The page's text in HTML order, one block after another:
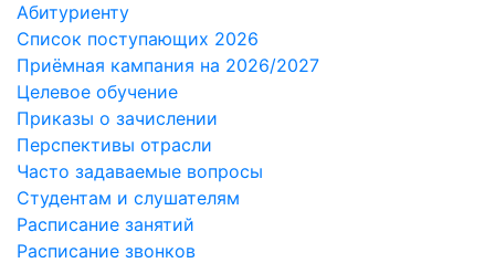
Абитуриенту
Список поступающих 2026
Приёмная кампания на 2026/2027
Целевое обучение
Приказы о зачислении
Перспективы отрасли
Часто задаваемые вопросы
Студентам и слушателям
Расписание занятий
Расписание звонков